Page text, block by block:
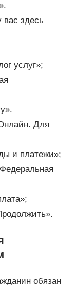
вас здесь
услуг»;
Для
и платежи»;
обязан